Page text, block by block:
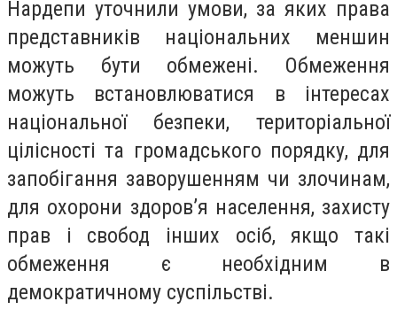
Нардепи уточнили умови, за яких права
представників національних меншин
можуть бути обмежені. Обмеження
можуть встановлюватися в інтересах
національної безпеки, територіальної
цілісності та громадського порядку, для
запобігання заворушенням чи злочинам,
для охорони здоров’я населення, захисту
прав і свобод інших осіб, якщо такі
обмеження є необхідним в
демократичному суспільстві.